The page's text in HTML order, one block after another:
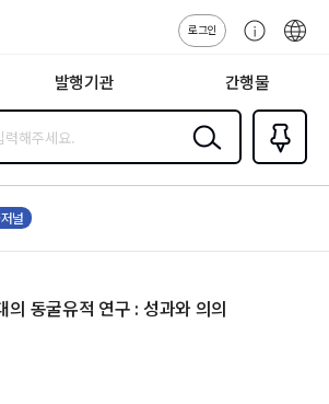
로그인
센
발행기관 간행물
검색
즐겨찾
기0
널
의 동굴유적 연구 : 성과와 의의